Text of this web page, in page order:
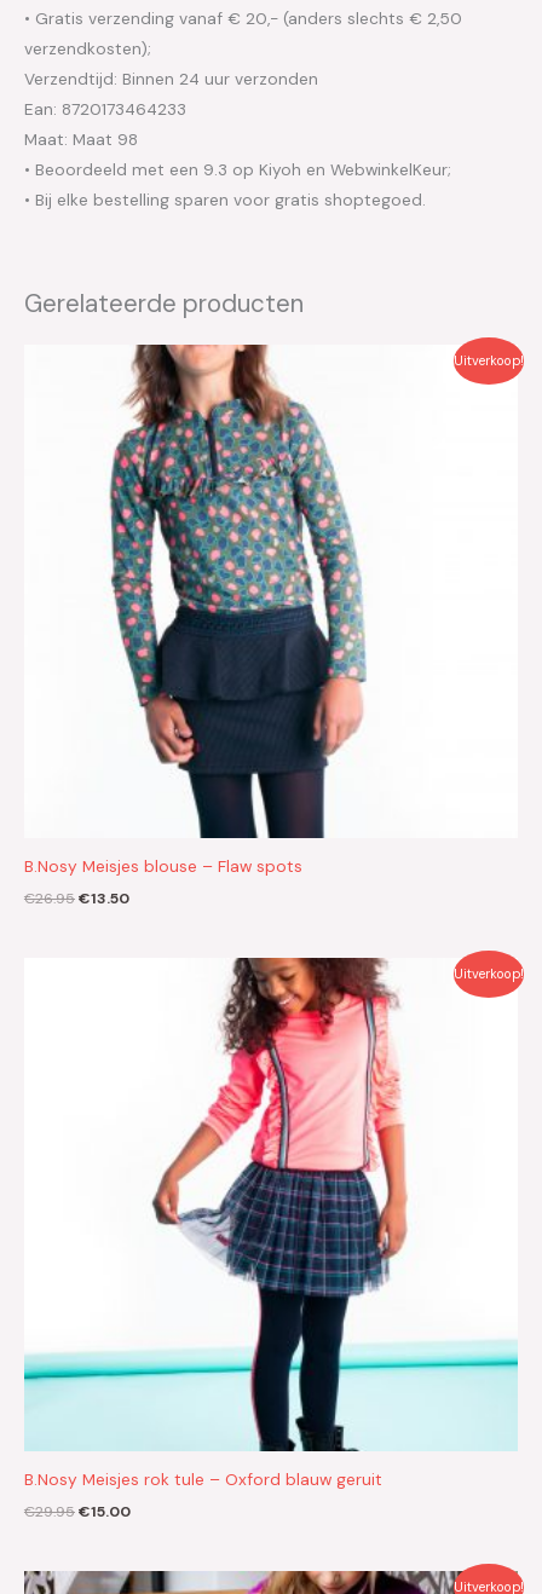
• Gratis verzending vanaf € 20,- (anders slechts € 2,50
verzendkosten);
Verzendtijd: Binnen 24 uur verzonden
Ean: 8720173464233
Maat: Maat 98
• Beoordeeld met een 9.3 op Kiyoh en WebwinkelKeur;
• Bij elke bestelling sparen voor gratis shoptegoed.
Gerelateerde producten
Uitverkoop!
B.Nosy Meisjes blouse – Flaw spots
€26.95
Oorspronkelijke
€26.95.
€13.50
Huidige
prijs
is:
€13.50.
Uitverkoop!
B.Nosy Meisjes rok tule – Oxford blauw geruit
€29.95€15.00
Uitverkoop!
Oorspronkelijke
Huidige